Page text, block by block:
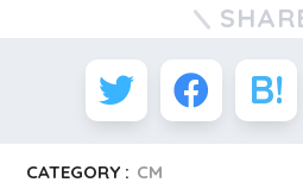
CATEGORY : CM